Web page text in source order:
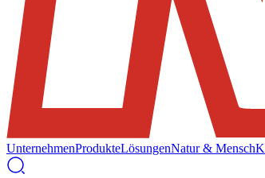
UnternehmenProdukteLösungenNatur & Mensch